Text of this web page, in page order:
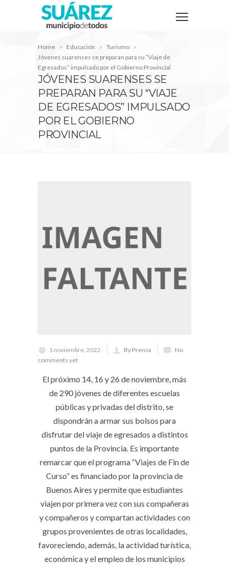
Home Educación
Turismo
Jóvenes suarenses se preparan para su “Viaje de
Egresados” impulsado por el Gobierno Provincial
JÓVENES SUARENSES SE
PREPARAN PARA SU “VIAJE
DE EGRESADOS” IMPULSADO
POR EL GOBIERNO
PROVINCIAL
1 noviembre, 2022 By Prensa
No
comments yet
El próximo 14, 16 y 26 de noviembre, más
de 290 jóvenes de diferentes escuelas
públicas y privadas del distrito, se
dispondrán a armar sus bolsos para
disfrutar del viaje de egresados a distintos
puntos de la Provincia. Es importante
remarcar que el programa “Viajes de Fin de
Curso” es financiado por la provincia de
Buenos Aires y permite que estudiantes
viajen por primera vez con sus compañeras
y compañeros y compartan actividades con
grupos provenientes de otras localidades,
favoreciendo, además, la actividad turística,
económica y el empleo de los municipios